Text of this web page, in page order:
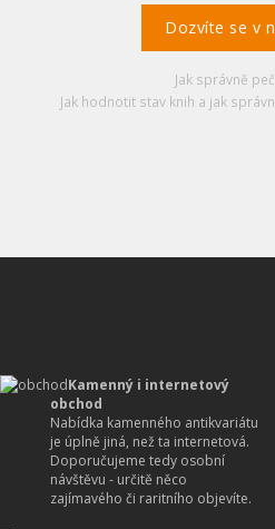
Dozvíte se v
Jak správně
Jak hodnotit stav knih a jak
Kamenný i internetový
obchod
Nabídka kamenného antikvariátu
je úplně jiná, než ta internetová.
Doporučujeme tedy osobní
návštěvu - určitě něco
zajímavého či raritního objevíte.